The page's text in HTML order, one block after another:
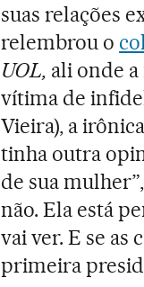
suas relações
relembrou o
UOL, ali onde
vítima de
Vieira), a
tinha outra
de sua
não. Ela está
vai ver. E se as
primeira